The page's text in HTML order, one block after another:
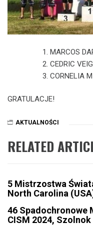
MARCOS
CEDRIC
CORNELIA
GRATULACJE!
AKTUALNOŚCI
RELATED
5 Mistrzostwa
North Carolina
46 Spadochronowe
CISM 2024,